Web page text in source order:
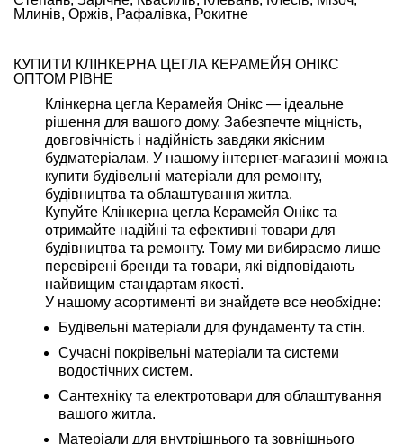
Млинів, Оржів, Рафалівка, Рокитне
КУПИТИ КЛІНКЕРНА ЦЕГЛА КЕРАМЕЙЯ ОНІКС
ОПТОМ РІВНЕ
Клінкерна цегла Керамейя Онікс — ідеальне
рішення для вашого дому. Забезпечте міцність,
довговічність і надійність завдяки якісним
будматеріалам. У нашому інтернет-магазині можна
купити будівельні матеріали для ремонту,
будівництва та облаштування житла.
Купуйте Клінкерна цегла Керамейя Онікс та
отримайте надійні та ефективні товари для
будівництва та ремонту. Тому ми вибираємо лише
перевірені бренди та товари, які відповідають
найвищим стандартам якості.
У нашому асортименті ви знайдете все необхідне:
Будівельні матеріали для фундаменту та стін.
Сучасні покрівельні матеріали та системи
водостічних систем.
Сантехніку та електротовари для облаштування
вашого житла.
Матеріали для внутрішнього та зовнішнього